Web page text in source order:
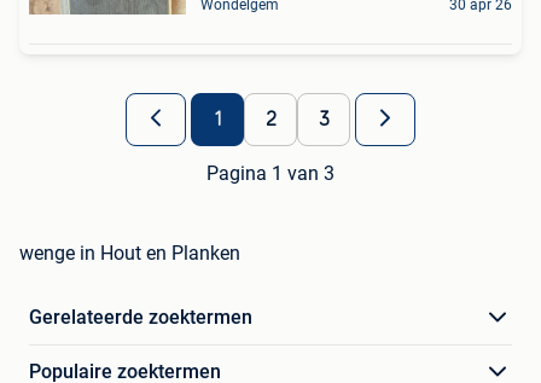
Wondelgem 30 apr 26
1 2 3
Pagina 1 van 3
wenge in Hout en Planken
Gerelateerde zoektermen
Populaire zoektermen